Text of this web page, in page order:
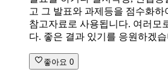
고 그 발표와 과제등을 점수화하
참고자료로 사용됩니다. 여러모
다. 좋은 결과 있기를 응원하겠
좋아요 0